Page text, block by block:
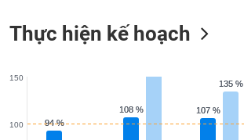
Thực hiện kế hoạch
94 %
94 %
108 %
108 % 107 %
107 %
135 %
135 %
100
150